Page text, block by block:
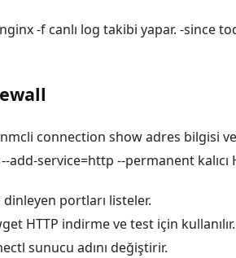
-f canlı log takibi yapar. -since
connection show adres bilgisi
add-service=http --permanent kalıcı
portları listeler.
HTTP indirme ve test için kullanılır.
sunucu adını değiştirir.